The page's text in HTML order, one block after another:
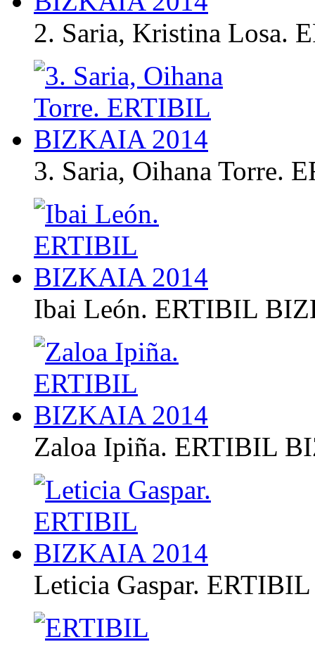
2. Saria, Kristina Losa.
3. Saria, Oihana Torre.
Ibai León. ERTIBIL
Zaloa Ipiña. ERTIBIL
Leticia Gaspar.